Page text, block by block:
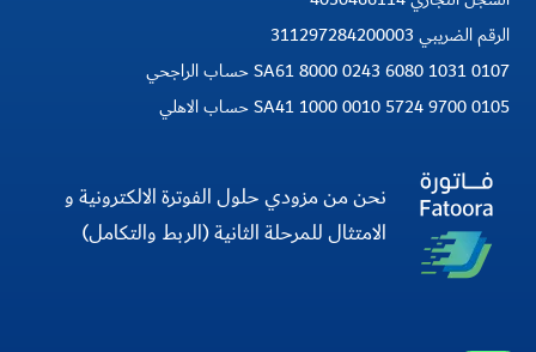
الرقم الضريبي 311297284200003
SA61 8000 0243 6080 1031 0107 حساب الراجحي
SA41 1000 0010 5724 9700 0105 حساب الاهلي
نحن من مزودي حلول الفوترة الالكترونية و
الامتثال للمرحلة الثانية (الربط والتكامل)